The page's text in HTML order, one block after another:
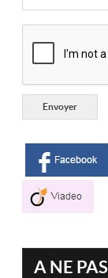
A NE